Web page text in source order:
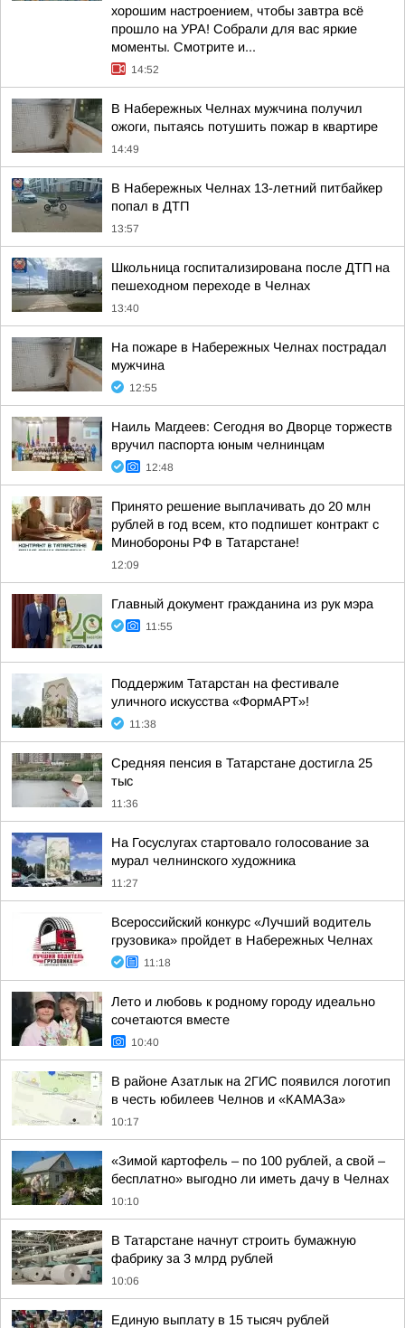
хорошим настроением, чтобы завтра всё
прошло на УРА! Собрали для вас яркие
моменты. Смотрите и...
14:52
В Набережных Челнах мужчина получил
ожоги, пытаясь потушить пожар в квартире
14:49
В Набережных Челнах 13-летний питбайкер
попал в ДТП
13:57
Школьница госпитализирована после ДТП на
пешеходном переходе в Челнах
13:40
На пожаре в Набережных Челнах пострадал
мужчина
12:55
Наиль Магдеев: Сегодня во Дворце торжеств
вручил паспорта юным челнинцам
12:48
Принято решение выплачивать до 20 млн
рублей в год всем, кто подпишет контракт с
Минобороны РФ в Татарстане!
12:09
Главный документ гражданина из рук мэра
11:55
Поддержим Татарстан на фестивале
уличного искусства «ФормАРТ»!
11:38
Средняя пенсия в Татарстане достигла 25
тыс
11:36
На Госуслугах стартовало голосование за
мурал челнинского художника
11:27
Всероссийский конкурс «Лучший водитель
грузовика» пройдет в Набережных Челнах
11:18
Лето и любовь к родному городу идеально
сочетаются вместе
10:40
В районе Азатлык на 2ГИС появился логотип
в честь юбилеев Челнов и «КАМАЗа»
10:17
«Зимой картофель – по 100 рублей, а свой –
бесплатно» выгодно ли иметь дачу в Челнах
10:10
В Татарстане начнут строить бумажную
фабрику за 3 млрд рублей
10:06
Единую выплату в 15 тысяч рублей